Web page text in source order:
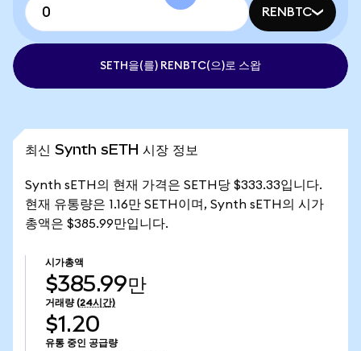
RENBTC
SETH을(를) RENBTC(으)로 스왑
최신 Synth sETH 시장 정보
Synth sETH의 현재 가격은 SETH당 $333.33입니다.
현재 유통량은 1.16만 SETH이며, Synth sETH의 시가
총액은 $385.99만입니다.
시가총액
$385.99만
거래량 (24시간)
$1.20
유통 중인 공급량